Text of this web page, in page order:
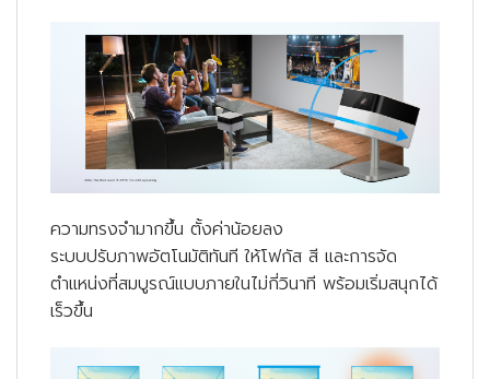
ความทรงจำมากขึ้น ตั้งค่าน้อยลง
ระบบปรับภาพอัตโนมัติทันที ให้โฟกัส สี และการจัด
ตำแหน่งที่สมบูรณ์แบบภายในไม่กี่วินาที พร้อมเริ่มสนุกได้
เร็วขึ้น